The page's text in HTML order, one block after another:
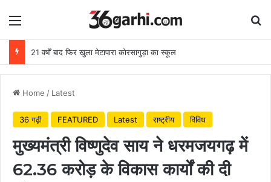
Menu
21 वर्षों बाद फिर खुला मेटापारा कोरसागुड़ा का स्कूल
Home / Latest
36 गढ़ी FEATURED Latest राष्ट्रीय विविध
मुख्यमंत्री विष्णुदेव साय ने धरमजयगढ़ में
62.36 करोड़ के विकास कार्यों की दी